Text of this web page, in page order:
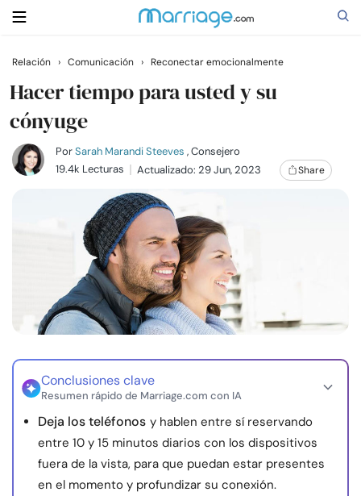
Buscar
Casarse
Cursos
Recursos
Comunidad
Encuentra un terapeuta
Relación › Comunicación › Reconectar emocionalmente
Hacer tiempo para usted y su
cónyuge
PorSarah Marandi Steeves , Consejero
19.4k Lecturas
Actualizado: 29 Jun, 2023 Share
Conclusiones clave
Resumen rápido de Marriage.com con IA
Deja los teléfonos y hablen entre sí reservando
entre 10 y 15 minutos diarios con los dispositivos
fuera de la vista, para que puedan estar presentes
en el momento y profundizar su conexión.